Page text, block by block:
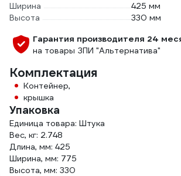
Ширина
425 мм
Высота
330 мм
Гарантия производителя 24
на товары ЗПИ "Альтернатива"
Комплектация
Контейнер,
крышка
Упаковка
Единица товара: Штука
Вес, кг: 2.748
Длина, мм: 425
Ширина, мм: 775
Высота, мм: 330